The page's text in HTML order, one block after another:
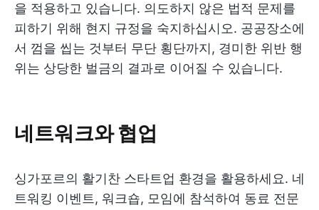
을 적용하고 있습니다. 의도하지 않은 법적 문제를
피하기 위해 현지 규정을 숙지하십시오. 공공장소에
서 껌을 씹는 것부터 무단 횡단까지, 경미한 위반 행
위는 상당한 벌금의 결과로 이어질 수 있습니다.
네트워크와 협업
싱가포르의 활기찬 스타트업 환경을 활용하세요. 네
트워킹 이벤트, 워크숍, 모임에 참석하여 동료 전문